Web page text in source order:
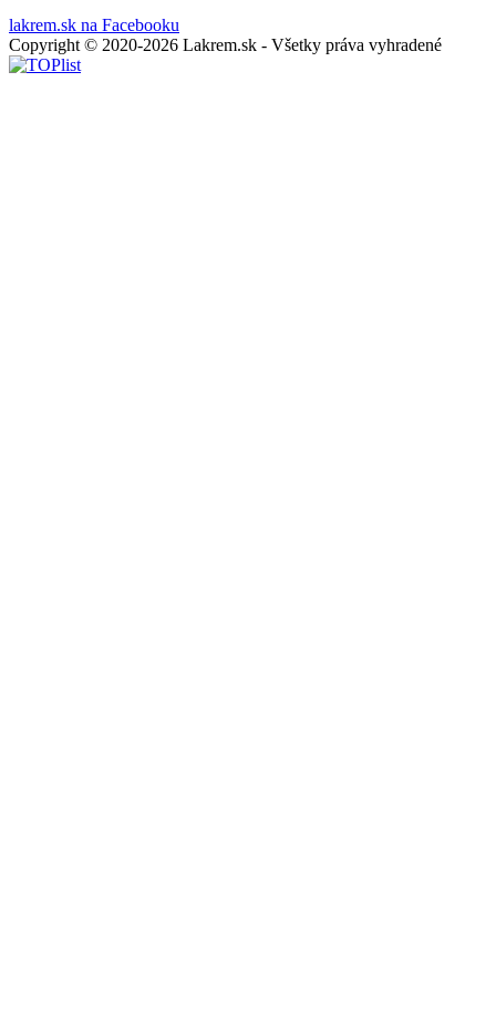
lakrem.sk na Facebooku
Copyright © 2020-2026 Lakrem.sk - Všetky práva vyhradené